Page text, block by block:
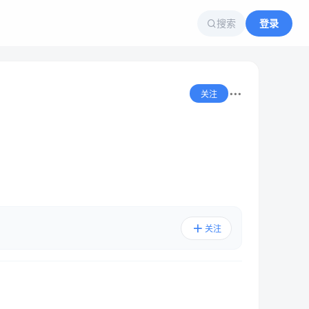
搜索 登录
关注
关注